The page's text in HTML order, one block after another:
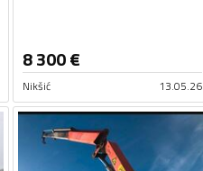
8 300€
Nikšić 13.05.26